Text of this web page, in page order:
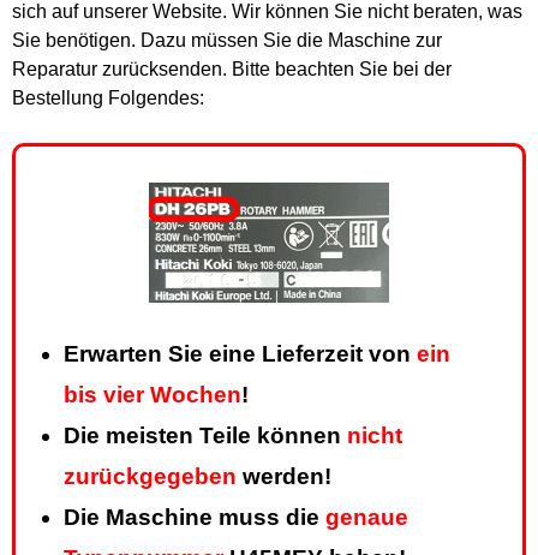
sich auf unserer Website. Wir können Sie nicht beraten, was
Sie benötigen. Dazu müssen Sie die Maschine zur
Reparatur zurücksenden. Bitte beachten Sie bei der
Bestellung Folgendes:
Erwarten Sie eine Lieferzeit von ein
bis vier Wochen!
Die meisten Teile können nicht
zurückgegeben werden!
Die Maschine muss die genaue